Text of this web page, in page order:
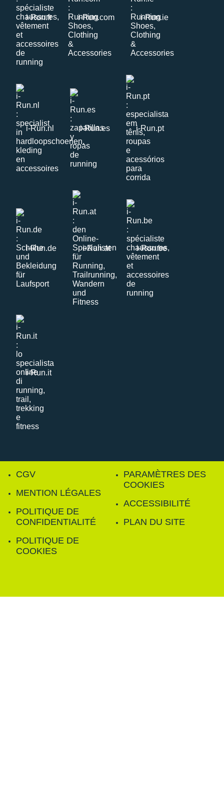
i-Run.fr i-Run.com i-Run.ie
i-Run.nl i-Run.es i-Run.pt
i-Run.de i-Run.at i-Run.be
i-Run.it
CGV
MENTION LÉGALES
POLITIQUE DE
CONFIDENTIALITÉ
POLITIQUE DE
COOKIES
PARAMÈTRES DES
COOKIES
ACCESSIBILITÉ
PLAN DU SITE